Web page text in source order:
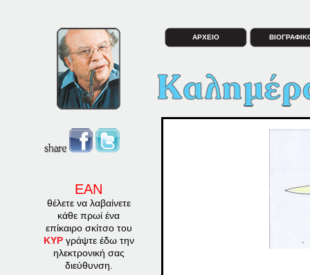
ΕΑΝ
θέλετε να λαβαίνετε
κάθε πρωί ένα
επίκαιρο σκίτσο του
ΚΥΡγράψτε έδω την
ηλεκτρονική σας
διεύθυνση.
ΑΡΧΕΙΟ